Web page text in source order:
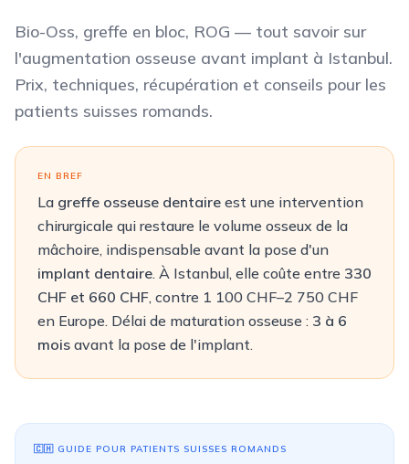
Bio-Oss, greffe en bloc, ROG — tout savoir sur
l'augmentation osseuse avant implant à Istanbul.
Prix, techniques, récupération et conseils pour les
patients suisses romands.
EN BREF
La greffe osseuse dentaire est une intervention
chirurgicale qui restaure le volume osseux de la
mâchoire, indispensable avant la pose d'un
implant dentaire. À Istanbul, elle coûte entre 330
CHF et 660 CHF, contre 1 100 CHF–2 750 CHF
en Europe. Délai de maturation osseuse : 3 à 6
mois avant la pose de l'implant.
🇨🇭 GUIDE POUR PATIENTS SUISSES ROMANDS